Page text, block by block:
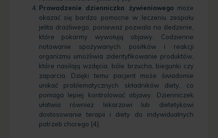
Prowadzenie dzienniczka żywieniowegomoże
okazać się bardzo pomocne w leczeniu zespołu
jelita drażliwego, ponieważ pozwala na śledzenie,
które pokarmy wywołują objawy. Codzienne
notowanie spożywanych posiłków i reakcji
organizmu umożliwia zidentyfikowanie produktów,
które nasilają wzdęcia, bóle brzucha, biegunki czy
zaparcia. Dzięki temu pacjent może świadomie
unikać problematycznych składników diety, co
pomaga lepiej kontrolować objawy. Dzienniczek
ułatwia również lekarzowi lub dietetykowi
dostosowanie terapii i diety do indywidualnych
potrzeb chorego [4].